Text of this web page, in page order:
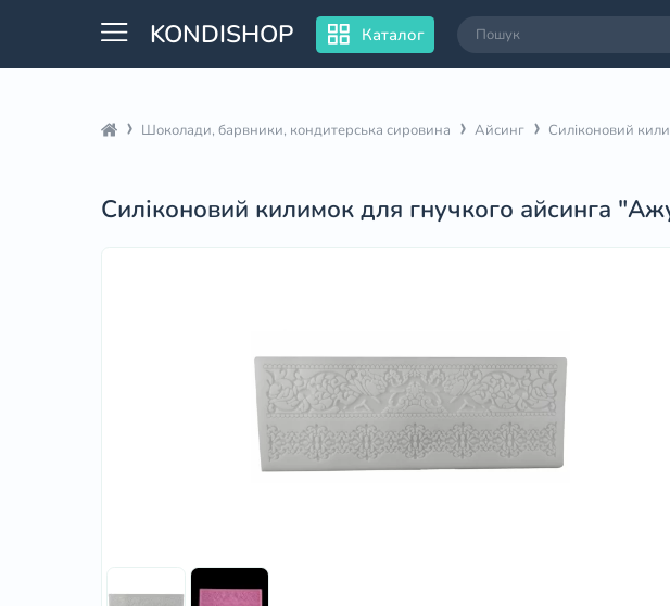
KONDISHOP Каталог
Шоколади, барвники, кондитерська сировина Айсинг Силіконовий
Силіконовий килимок для гнучкого айсинга